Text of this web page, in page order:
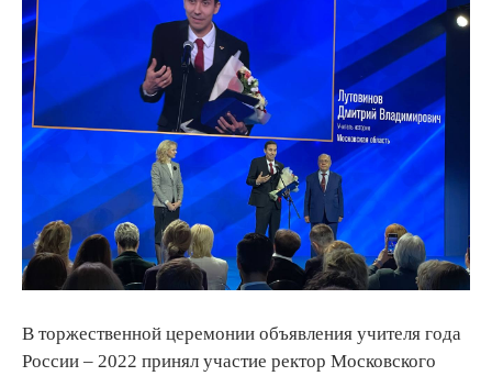
В торжественной церемонии объявления учителя года
России – 2022 принял участие ректор Московского